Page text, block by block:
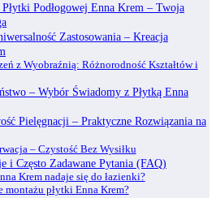
Podłogowej Enna Krem – Twoja
Zastosowania – Kreacja
z Wyobraźnią: Różnorodność Kształtów i
– Wybór Świadomy z Płytką Enna
Pielęgnacji – Praktyczne Rozwiązania na
– Czystość Bez Wysiłku
i Często Zadawane Pytania (FAQ)
Krem nadaje się do łazienki?
montażu płytki Enna Krem?